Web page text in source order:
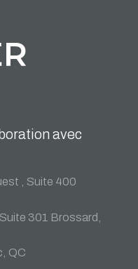
avec
, Suite 400
301 Brossard,
QC